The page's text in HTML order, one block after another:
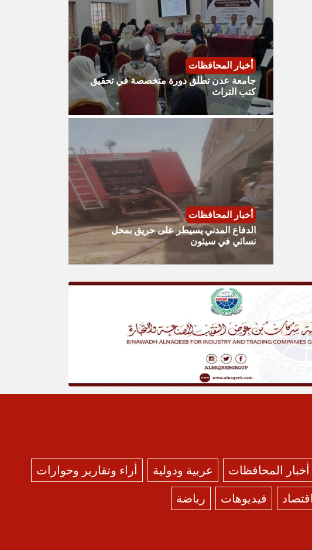
أخبار المحافظات
جامعة عدن تطلق دورة متخصصة في تحقيق
كتب التراث
أخبار المحافظات
الدفاع المدني يسيطر على حريق بمحل
نسائي في سيئون
أخبار المحافظات عربية ودولية
أراء وتقارير وحوارات
فيديوهات رياضة